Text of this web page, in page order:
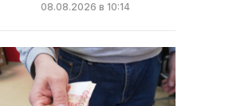
08.08.2026 в 10:14